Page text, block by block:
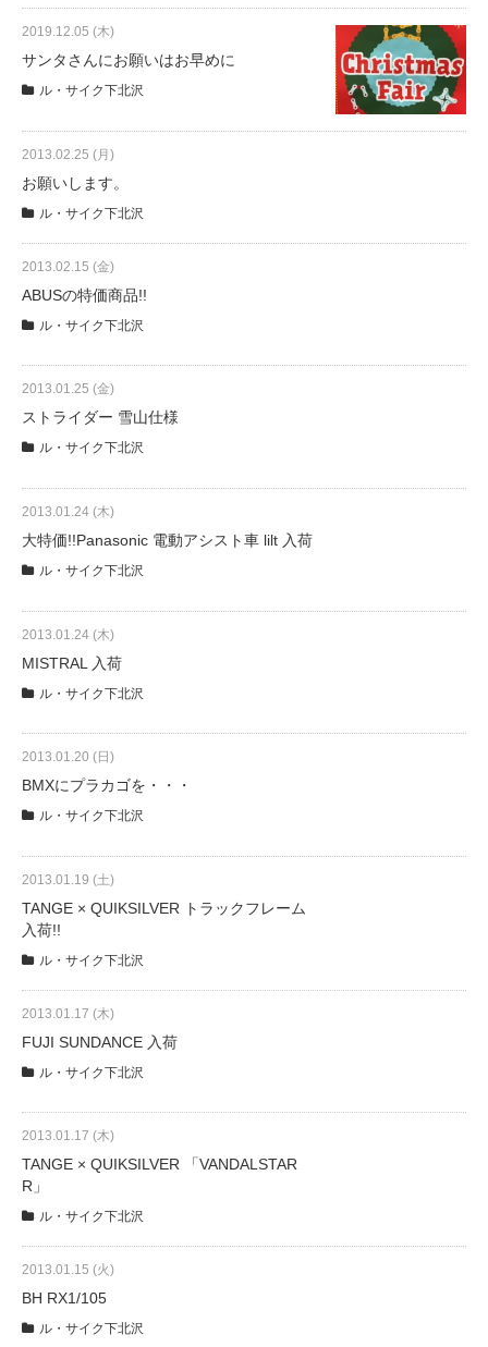
盗難保証
Norwayシリーズ
eVita
コンテンツ
店舗ブログ
イベント
特集
メディア
求人情報
募集中の求人情報
法人様
法人様向け割引
その他
お問い合わせ
会社概要
個人情報保護
2019.12.05 (木)
サンタさんにお願いはお早めに
ル・サイク下北沢
2013.02.25 (月)
お願いします。
ル・サイク下北沢
2013.02.15 (金)
ABUSの特価商品!!
ル・サイク下北沢
2013.01.25 (金)
ストライダー 雪山仕様
ル・サイク下北沢
2013.01.24 (木)
大特価!!Panasonic 電動アシスト車 lilt 入荷
ル・サイク下北沢
2013.01.24 (木)
MISTRAL 入荷
ル・サイク下北沢
2013.01.20 (日)
BMXにプラカゴを・・・
ル・サイク下北沢
2013.01.19 (土)
TANGE × QUIKSILVER トラックフレーム
入荷!!
ル・サイク下北沢
2013.01.17 (木)
FUJI SUNDANCE 入荷
ル・サイク下北沢
2013.01.17 (木)
TANGE × QUIKSILVER 「VANDALSTAR
R」
ル・サイク下北沢
2013.01.15 (火)
BH RX1/105
ル・サイク下北沢